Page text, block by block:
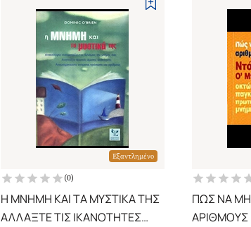
Εξαντλημένο
(0)
Η ΜΝΗΜΗ ΚΑΙ ΤΑ ΜΥΣΤΙΚΑ ΤΗΣ
ΑΛΛΑΞΤΕ ΤΙΣ ΙΚΑΝΟΤΗΤΕΣ
ΠΩΣ ΝΑ
ΑΡΙΘΜΟΥΣ